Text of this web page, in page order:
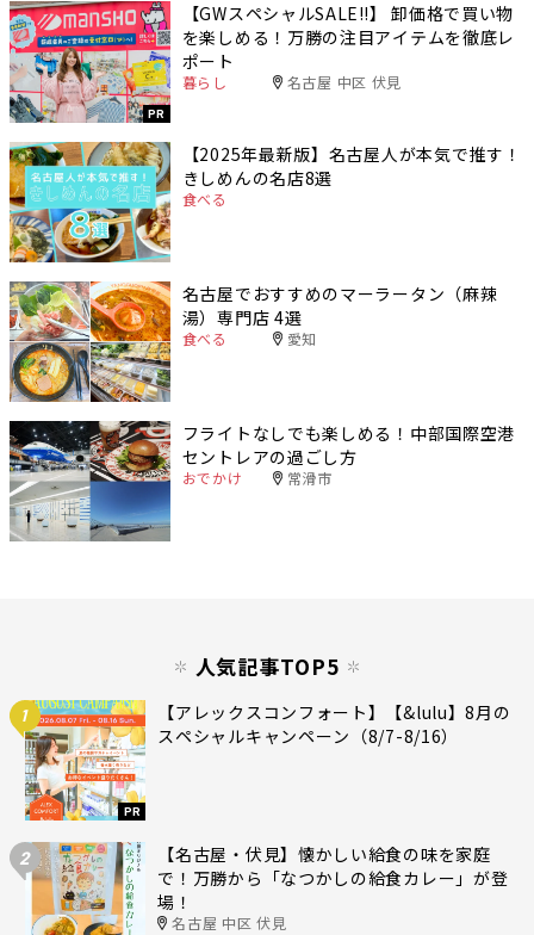
PR
【GWスペシャルSALE‼︎】 卸価格で買い物
を楽しめる！万勝の注目アイテムを徹底レ
ポート
暮らし 名古屋 中区 伏見
【2025年最新版】名古屋人が本気で推す！
きしめんの名店8選
食べる
名古屋でおすすめのマーラータン（麻辣
湯）専門店 4選
食べる 愛知
フライトなしでも楽しめる！中部国際空港
セントレアの過ごし方
おでかけ 常滑市
人気記事TOP5
1
PR
【アレックスコンフォート】【&lulu】8月の
スペシャルキャンペーン（8/7-8/16）
2
【名古屋・伏見】懐かしい給食の味を家庭
で！万勝から「なつかしの給食カレー」が登
場！
名古屋 中区 伏見